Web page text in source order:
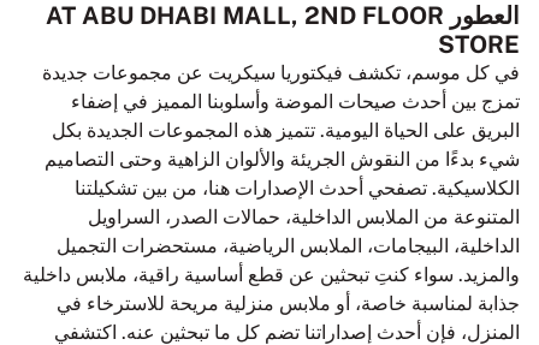
العطور AT ABU DHABI MALL, 2ND FLOOR
STORE
في كل موسم، تكشف فيكتوريا سيكريت عن مجموعات جديدة
تمزج بين أحدث صيحات الموضة وأسلوبنا المميز في إضفاء
البريق على الحياة اليومية. تتميز هذه المجموعات الجديدة بكل
شيء بدءًا من النقوش الجريئة والألوان الزاهية وحتى التصاميم
الكلاسيكية. تصفحي أحدث الإصدارات هنا، من بين تشكيلتنا
المتنوعة من الملابس الداخلية، حمالات الصدر، السراويل
الداخلية، البيجامات، الملابس الرياضية، مستحضرات التجميل
والمزيد. سواء كنتِ تبحثين عن قطع أساسية راقية، ملابس داخلية
جذابة لمناسبة خاصة، أو ملابس منزلية مريحة للاسترخاء في
المنزل، فإن أحدث إصداراتنا تضم كل ما تبحثين عنه. اكتشفي